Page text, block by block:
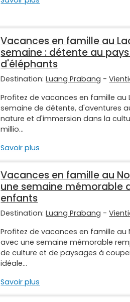
Vacances en famille au
semaine : détente au
d'éléphants
Destination:Luang Prabang -
Profitez de vacances en famille au
semaine de détente, d'aventures
nature et d'immersion dans la
millio...
Savoir plus
Vacances en famille au
une semaine mémorable
enfants
Destination:Luang Prabang -
Profitez de vacances en famille au
avec une semaine mémorable
de culture et de paysages à
idéale...
Savoir plus